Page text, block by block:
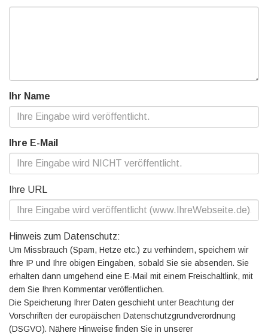
Ihr Name
Ihre E-Mail
Ihre URL
Hinweis zum Datenschutz:
Um Missbrauch (Spam, Hetze etc.) zu verhindern, speichern wir
Ihre IP und Ihre obigen Eingaben, sobald Sie sie absenden. Sie
erhalten dann umgehend eine E-Mail mit einem Freischaltlink, mit
dem Sie Ihren Kommentar veröffentlichen.
Die Speicherung Ihrer Daten geschieht unter Beachtung der
Vorschriften der europäischen Datenschutzgrundverordnung
(DSGVO). Nähere Hinweise finden Sie in unserer